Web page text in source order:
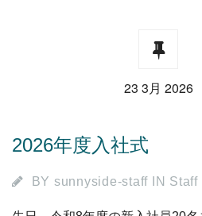
23 3月 2026
2026年度入社式
BY sunnyside-staff IN Staff